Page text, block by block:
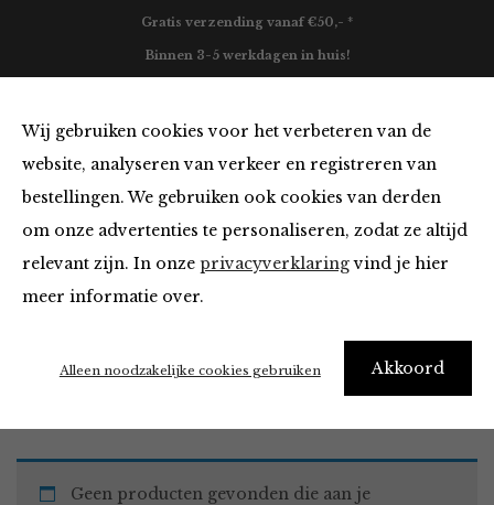
Wij gebruiken cookies voor het verbeteren van de
website, analyseren van verkeer en registreren van
bestellingen. We gebruiken ook cookies van derden
om onze advertenties te personaliseren, zodat ze altijd
relevant zijn. In onze privacyverklaringvind je hier
meer informatie over.
Akkoord
Alleen noodzakelijke cookies gebruiken
Gratis verzending vanaf €50,- *
Binnen 3-5 werkdagen in huis!
Must Haves
Home Winkel Accessoires Must Haves
Geen producten gevonden die aan je